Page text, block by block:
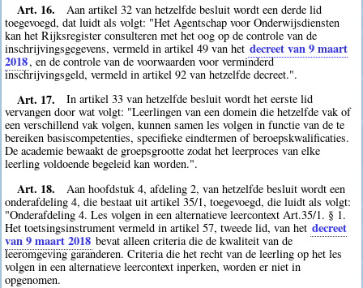
Art. 16.
Aan artikel 32 van hetzelfde besluit wordt een derde lid
toegevoegd, dat luidt als volgt: "Het Agentschap voor Onderwijsdiensten
kan het Rijksregister consulteren met het oog op de controle van de
inschrijvingsgegevens, vermeld in artikel 49 van het decreet van 9 maart
2018, en de controle van de voorwaarden voor verminderd
inschrijvingsgeld, vermeld in artikel 92 van hetzelfde decreet.".
Art. 17.
In artikel 33 van hetzelfde besluit wordt het eerste lid
vervangen door wat volgt: "Leerlingen van een domein die hetzelfde vak of
een verschillend vak volgen, kunnen samen les volgen in functie van de te
bereiken basiscompetenties, specifieke eindtermen of beroepskwalificaties.
De academie bewaakt de groepsgrootte zodat het leerproces van elke
leerling voldoende begeleid kan worden.".
Art. 18.
Aan hoofdstuk 4, afdeling 2, van hetzelfde besluit wordt een
onderafdeling 4, die bestaat uit artikel 35/1, toegevoegd, die luidt als volgt:
"Onderafdeling 4. Les volgen in een alternatieve leercontext Art.35/1. § 1.
Het toetsingsinstrument vermeld in artikel 57, tweede lid, van het decreet
van 9 maart 2018 bevat alleen criteria die de kwaliteit van de
leeromgeving garanderen. Criteria die het recht van de leerling op het les
volgen in een alternatieve leercontext inperken, worden er niet in
opgenomen.